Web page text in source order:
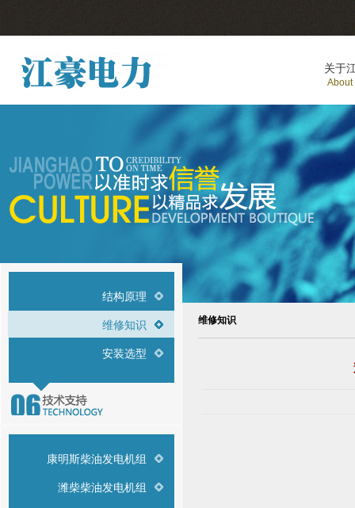
关于
About
结构原理
维修知识
安装选型
康明斯柴油发电机组
潍柴柴油发电机组
维修知识